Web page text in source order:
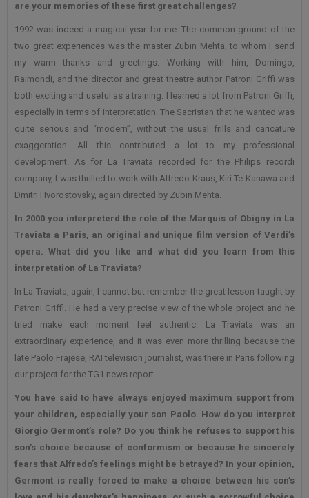
are your memories of these first great challenges?
1992 was indeed a magical year for me. The common ground of the
two great experiences was the master Zubin Mehta, to whom I send
my warm thanks and greetings. Working with him, Domingo,
Raimondi, and the director and great theatre author Patroni Griffi was
both exciting and useful as a training. I learned a lot from Patroni Griffi,
especially in terms of interpretation. The Sacristan that he wanted was
quite serious and “modern”, without the usual frills and caricature
exaggeration. All this contributed a lot to my professional
development. As for La Traviata recorded for the Philips recordi
company, I was thrilled to work with Alfredo Kraus, Kiri Te Kanawa and
Dmitri Hvorostovsky, again directed by Zubin Mehta.
In 2000 you interpreterd the role of the Marquis of Obigny in La
Traviata a Paris, an original and unique film version of Verdi’s
opera. What did you like and what did you learn from this
interpretation of La Traviata?
In La Traviata, again, I cannot but remember the great lesson taught by
Patroni Griffi. He had a very precise view of the whole project and he
tried make each moment feel authentic. La Traviata was an
extraordinary experience, and it was even more thrilling because the
late Paolo Frajese, RAI television journalist, was there in Paris following
our project for the TG1 news report.
You have said to have always enjoyed maximum support from
your children, especially your son Paolo. How do you interpret
Giorgio Germont’s role? Do you think he refuses to support his
son’s choice because of conformism or because he sincerely
fears that Alfredo’s feelings might be betrayed? In your opinion,
Germont is really forced to make a choice between his son’s